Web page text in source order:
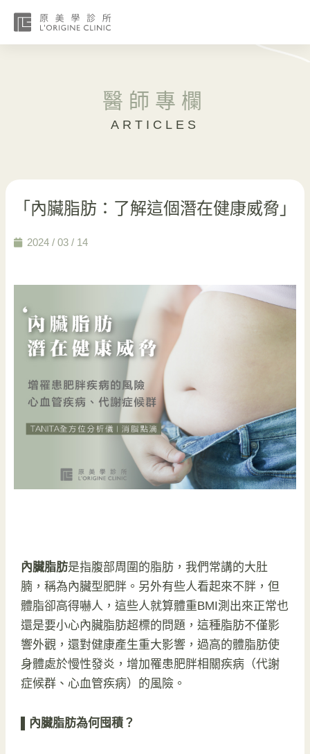
醫師專欄
ARTICLES
「內臟脂肪：了解這個潛在健康威脅」
2024 / 03 / 14
內臟脂肪是指腹部周圍的脂肪，我們常講的大肚
腩，稱為內臟型肥胖。另外有些人看起來不胖，但
體脂卻高得嚇人，這些人就算體重BMI測出來正常也
還是要小心內臟脂肪超標的問題，這種脂肪不僅影
響外觀，還對健康產生重大影響，過高的體脂肪使
身體處於慢性發炎，增加罹患肥胖相關疾病（代謝
症候群、心血管疾病）的風險。
內臟脂肪為何囤積？